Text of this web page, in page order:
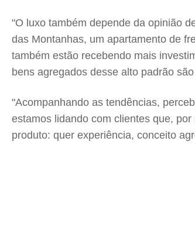
"O luxo também depende da opinião
das Montanhas, um apartamento de
também estão recebendo mais
bens agregados desse alto padrão
"Acompanhando as tendências,
estamos lidando com clientes que,
produto: quer experiência, conceito